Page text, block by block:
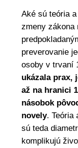
Aké sú teória
zmeny zákona
preverovanie
osoby v trvaní
ukázala prax,
až na hranici
násobok
novely. Teória
sú teda
komplikujú